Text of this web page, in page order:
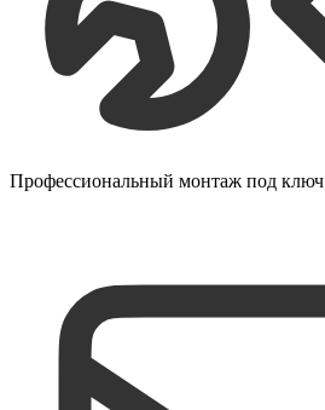
Профессиональный монтаж под ключ